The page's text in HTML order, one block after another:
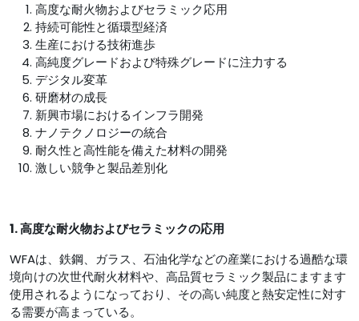
高度な耐火物およびセラミック応用
持続可能性と循環型経済
生産における技術進歩
高純度グレードおよび特殊グレードに注力する
デジタル変革
研磨材の成長
新興市場におけるインフラ開発
ナノテクノロジーの統合
耐久性と高性能を備えた材料の開発
激しい競争と製品差別化
1. 高度な耐火物およびセラミックの応用
WFAは、鉄鋼、ガラス、石油化学などの産業における過酷な環
境向けの次世代耐火材料や、高品質セラミック製品にますます
使用されるようになっており、その高い純度と熱安定性に対す
る需要が高まっている。